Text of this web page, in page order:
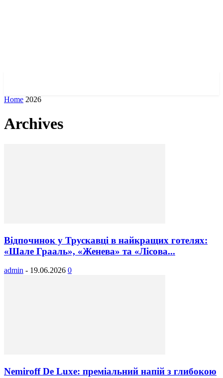
Home 2026
Archives
Відпочинок у Трускавці в найкращих готелях:
«Шале Грааль», «Женева» та «Лісова...
admin - 19.06.2026 0
Nemiroff De Luxe: преміальний напій з глибокою